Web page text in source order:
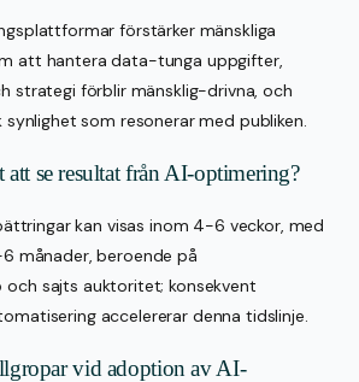
förstärker mänskliga
att hantera data-tunga uppgifter,
strategi förblir mänsklig-drivna, och
som resonerar med publiken.
se resultat från AI-optimering?
kan visas inom 4-6 veckor, med
månader, beroende på
och sajts auktoritet; konsekvent
accelererar denna tidslinje.
vid adoption av AI-